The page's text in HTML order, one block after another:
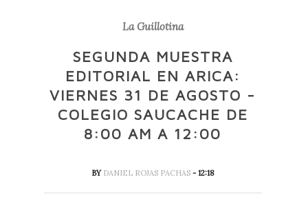
La Guillotina
SEGUNDA MUESTRA
EDITORIAL EN ARICA:
VIERNES 31 DE AGOSTO -
COLEGIO SAUCACHE DE
8:00 AM A 12:00
BY DANIEL ROJAS PACHAS - 12:18